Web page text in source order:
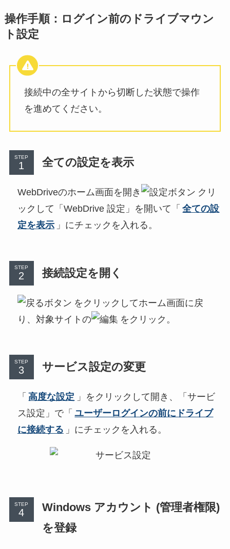
操作手順：ログイン前のドライブマウン
ト設定
接続中の全サイトから切断した状態で操作
を進めてください。
STEP 全ての設定を表示
WebDriveのホーム画面を開き
クリ
ックして「WebDrive 設定」を開いて「 全ての設
定を表示 」にチェックを入れる。
STEP 接続設定を開く
をクリックしてホーム画面に戻
り、対象サイトの
をクリック。
STEP サービス設定の変更
「 高度な設定 」をクリックして開き、「サービ
ス設定」で「 ユーザーログインの前にドライブ
に接続する 」にチェックを入れる。
STEP
Windows アカウント (管理者権限)
を登録